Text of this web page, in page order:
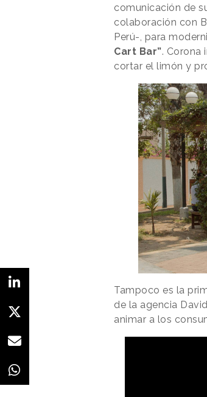
comunicación de
colaboración con
Perú-, para
Cart Bar”. Corona
cortar el limón y
Tampoco es la
de la agencia
animar a los